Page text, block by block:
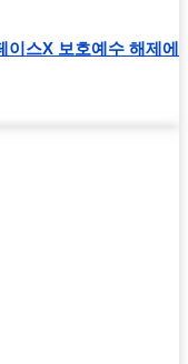
스X 보호예수 해제에